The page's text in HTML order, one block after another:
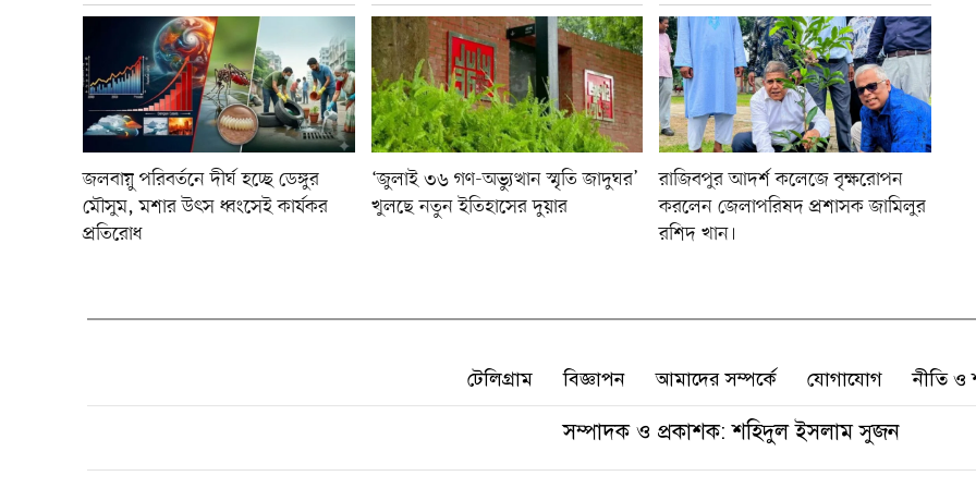
জলবায়ু পরিবর্তনে দীর্ঘ হচ্ছে ডেঙ্গুর
মৌসুম, মশার উৎস ধ্বংসেই কার্যকর
প্রতিরোধ
‘জুলাই ৩৬ গণ-অভ্যুত্থান স্মৃতি জাদুঘর’
খুলছে নতুন ইতিহাসের দুয়ার
রাজিবপুর আদর্শ কলেজে বৃক্ষরোপন
করলেন জেলাপরিষদ প্রশাসক জামিলুর
রশিদ খান।
টেলিগ্রাম বিজ্ঞাপন আমাদের সম্পর্কে যোগাযোগ নীতি ও
সম্পাদক ও প্রকাশক: শহিদুল ইসলাম সুজন